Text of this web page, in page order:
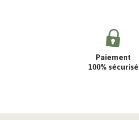
Paiement
100% sécurisé